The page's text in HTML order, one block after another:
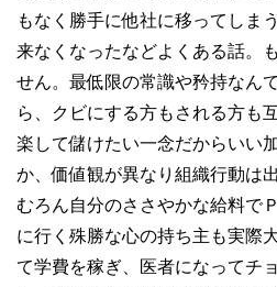
もなく勝手に他社に移ってしま
来なくなったなどよくある話。
せん。最低限の常識や矜持なん
ら、クビにする方もされる方も
楽して儲けたい一念だからいい
か、価値観が異なり組織行動は
むろん自分のささやかな給料で
に行く殊勝な心の持ち主も実際
て学費を稼ぎ、医者になってチ